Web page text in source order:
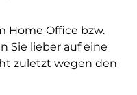
Home Office bzw.
Sie lieber auf eine
zuletzt wegen den